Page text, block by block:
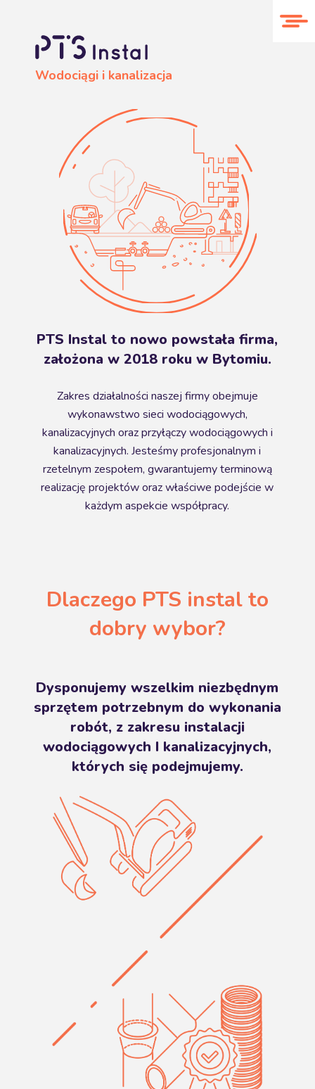
Wodociągi i kanalizacja
Kontakt
PTS Instal to nowo powstała firma,
założona w 2018 roku w Bytomiu.
Zakres działalności naszej firmy obejmuje
wykonawstwo sieci wodociągowych,
kanalizacyjnych oraz przyłączy wodociągowych i
kanalizacyjnych. Jesteśmy profesjonalnym i
rzetelnym zespołem, gwarantujemy terminową
realizację projektów oraz właściwe podejście w
każdym aspekcie współpracy.
Dlaczego PTS instal to
dobry wybor?
Dysponujemy wszelkim niezbędnym
sprzętem potrzebnym do wykonania
robót, z zakresu instalacji
wodociągowych I kanalizacyjnych,
których się podejmujemy.